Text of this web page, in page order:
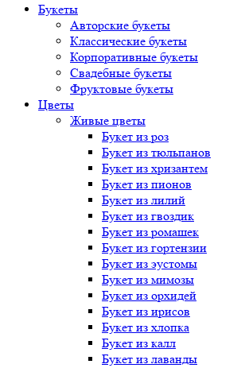
Букеты
Авторские букеты
Классические букеты
Корпоративные букеты
Свадебные букеты
Фруктовые букеты
Цветы
Живые цветы
Букет из роз
Букет из тюльпанов
Букет из хризантем
Букет из пионов
Букет из лилий
Букет из гвоздик
Букет из ромашек
Букет из гортензии
Букет из эустомы
Букет из мимозы
Букет из орхидей
Букет из ирисов
Букет из хлопка
Букет из калл
Букет из лаванды